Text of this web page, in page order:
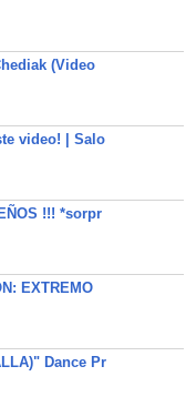
(Video
video! | Salo
!!! *sorpr
EXTREMO
Dance Pr